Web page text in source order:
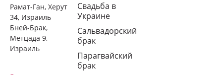
Рамат-Ган, Херут
34, Израиль
Бней-Брак,
Метцада 9,
Израиль
Свадьба в
Украине
Сальвадорский
брак
Парагвайский
брак